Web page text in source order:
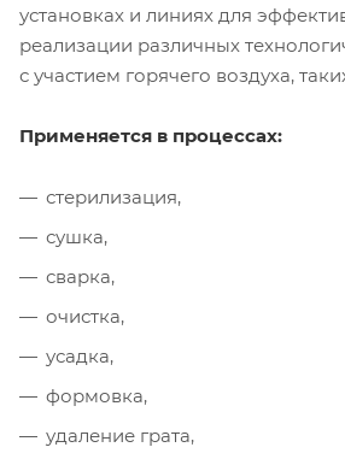
установках и линиях для
реализации различных
с участием горячего воздуха,
Применяется в процессах:
стерилизация,
сушка,
сварка,
очистка,
усадка,
формовка,
удаление грата,